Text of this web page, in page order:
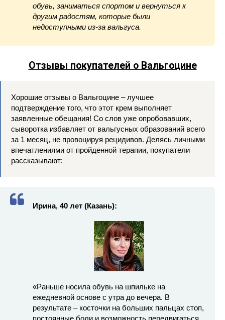
обувь, заниматься спортом и вернуться к
другим радостям, которые были
недоступными из-за вальгуса.
Отзывы покупателей о Вальгоцине
Хорошие отзывы о Вальгоцине – лучшее
подтверждение того, что этот крем выполняет
заявленные обещания! Со слов уже опробовавших,
сыворотка избавляет от вальгусных образований всего
за 1 месяц, не провоцируя рецидивов. Делясь личными
впечатлениями от пройденной терапии, покупатели
рассказывают:
Ирина, 40 лет (Казань):
«Раньше носила обувь на шпильке на
ежедневной основе с утра до вечера. В
результате – косточки на больших пальцах стоп,
постоянные боли и возможность передвигаться